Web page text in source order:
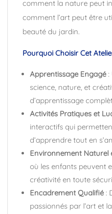
comment la nature peut
comment l’art peut être
beauté du jardin.
Pourquoi Choisir Cet
Apprentissage Engagé:
science, nature, et
d’apprentissage
Activités Pratiques et
interactifs qui
d’apprendre tout en
Environnement Naturel
où les enfants peuvent
créativité en toute
Encadrement Qualifié:
passionnés par l’art et